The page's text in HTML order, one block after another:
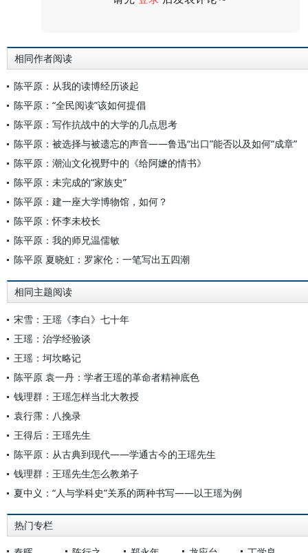
相同作者阅读
陈平原：从我的读博经历谈起
陈平原：“全民阅读”该如何提倡
陈平原：写作抗战中的大学的几点思考
陈平原：被选择与被遗忘的声音——鲁迅“出口”能否以及如何“成章”
陈平原：潮汕文化视野中的《给阿嬷的情书》
陈平原：未完成的“家族史”
陈平原：建一座大学博物馆，如何？
陈平原：怀李未校长
陈平原：我的师兄温儒敏
陈平原 夏晓虹：罗家伦：一笔写出五四潮
相同主题阅读
宋雪：王瑶《李白》七十年
王瑶：治学经验谈
王瑶：坷坎略记
陈平原 袁一丹：学者王瑶的革命者精神底色
钱理群：王瑶怎样当北大教授
袁行霈：八挽录
王得后：王瑶先生
陈平原：从古典到现代——学通古今的王瑶先生
钱理群：王瑶先生怎么教弟子
夏中义：“人与学科史”关系的两种书写——以王瑶为例
热门专栏